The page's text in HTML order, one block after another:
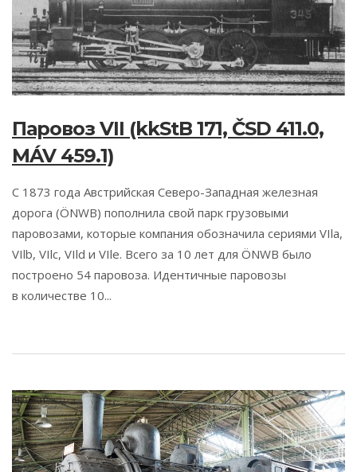
Паровоз VII (kkStB 171, ČSD 411.0,
MÁV 459.1)
С 1873 года Австрийская Северо-Западная железная
дорога (ÖNWB) пополнила свой парк грузовыми
паровозами, которые компания обозначила сериями VIla,
VIlb, VIlc, VIld и VIle. Всего за 10 лет для ÖNWB было
построено 54 паровоза. Идентичные паровозы
в количестве 10...